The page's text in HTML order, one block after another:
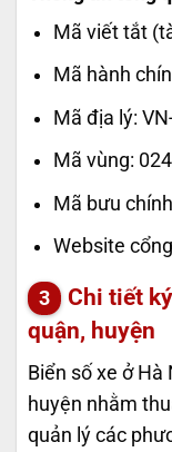
Mã viết tắt
Mã hành
Mã địa lý:
Mã vùng: 024
Mã bưu
Website
Chi tiết
quận, huyện
Biển số xe ở
huyện nhằm
quản lý các